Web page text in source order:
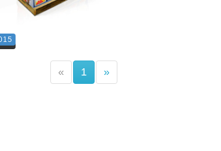
« 1 (current)
»